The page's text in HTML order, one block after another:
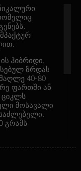
ის ჰიბრიდი,
ზრდას
40-80
ფართში ან
ციკლს
მოსავალი
გრამს
აძლევს